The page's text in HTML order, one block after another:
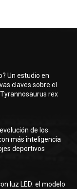
Un estudio en
claves sobre el
rex
de los
más inteligencia
deportivos
luz LED: el modelo